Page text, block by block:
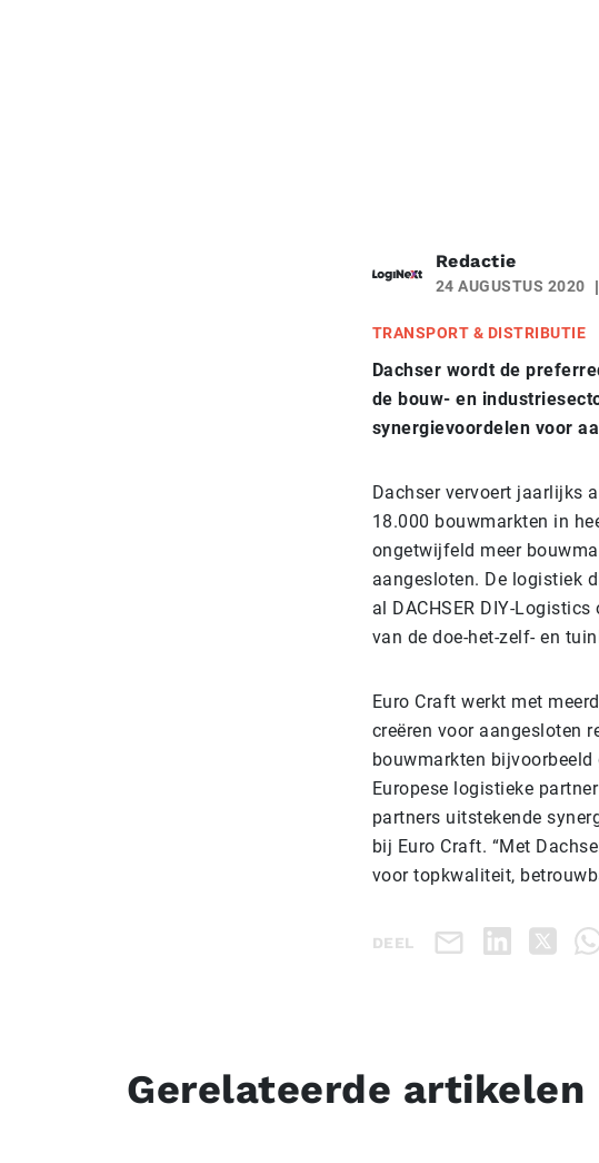
Redactie
24 AUGUSTUS 2020
TRANSPORT & DISTRIBUTIE
Dachser wordt de
de bouw- en
synergievoordelen voor
Dachser vervoert jaarlijks
18.000 bouwmarkten in
ongetwijfeld meer
aangesloten. De logistiek
al DACHSER DIY-
van de doe-het-zelf- en
Euro Craft werkt met
creëren voor aangesloten
bouwmarkten
Europese logistieke
partners uitstekende
bij Euro Craft. “Met
voor topkwaliteit,
DEEL
Gerelateerde artikelen